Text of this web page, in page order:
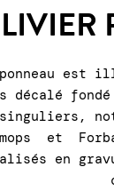
est
décalé
et
en